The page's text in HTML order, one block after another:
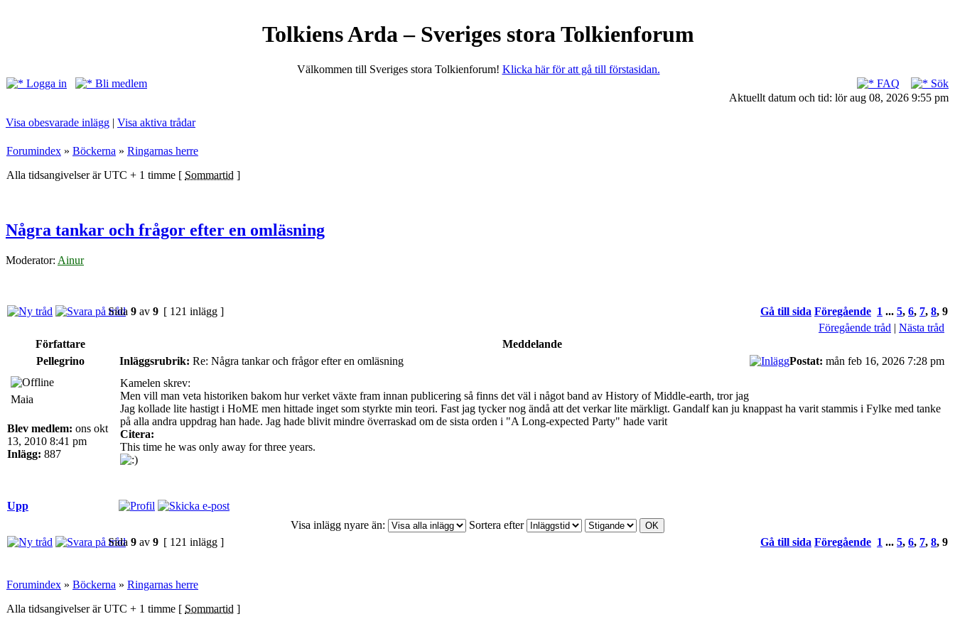
Tolkiens Arda – Sveriges stora Tolkienforum
Välkommen till Sveriges stora Tolkienforum! Klicka här för att gå till förstasidan.
Logga in
Bli medlem FAQ
Sök
Aktuellt datum och tid: lör aug 08, 2026 9:55 pm
Visa obesvarade inlägg | Visa aktiva trådar
Forumindex » Böckerna » Ringarnas herre
Alla tidsangivelser är UTC + 1 timme [ Sommartid ]
Några tankar och frågor efter en omläsning
Moderator: Ainur
Sida 9 av 9 [ 121 inlägg ] Gå till sida Föregående 1 ... 5, 6, 7, 8, 9
Föregående tråd | Nästa tråd
Författare
Meddelande
Pellegrino
Inläggsrubrik: Re: Några tankar och frågor efter en omläsning Postat: mån feb 16, 2026 7:28 pm
Maia
Blev medlem: ons okt
13, 2010 8:41 pm
Inlägg: 887
Kamelen skrev:
Men vill man veta historiken bakom hur verket växte fram innan publicering så finns det väl i något band av History of Middle-earth, tror jag
Jag kollade lite hastigt i HoME men hittade inget som styrkte min teori. Fast jag tycker nog ändå att det verkar lite märkligt. Gandalf kan ju knappast ha varit stammis i Fylke med tanke
på alla andra uppdrag han hade. Jag hade blivit mindre överraskad om de sista orden i "A Long-expected Party" hade varit
Citera:
This time he was only away for three years.
Upp
Visa inlägg nyare än:
Sortera efter
Sida 9 av 9 [ 121 inlägg ] Gå till sida Föregående 1 ... 5, 6, 7, 8, 9
Forumindex » Böckerna » Ringarnas herre
Alla tidsangivelser är UTC + 1 timme [ Sommartid ]